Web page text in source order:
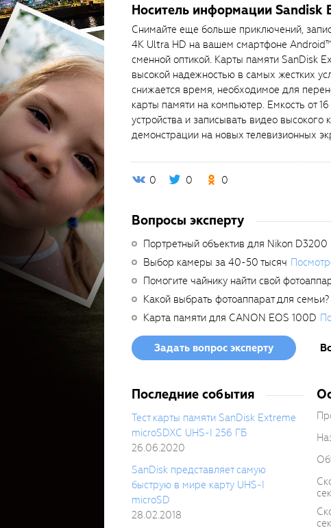
Носитель информации Sandisk
Снимайте еще больше приключений,
4K Ultra HD на вашем смартфоне
сменной оптикой. Карты памяти SanDisk
высокой надежностью в самых жестких
снижается время, необходимое для
карты памяти на компьютер. Емкость от
устройства и записывать видео
демонстрации на новых телевизионных
0 0 0
Вопросы эксперту
Портретный объектив для Nikon D3200
Выбор камеры за 40-50 тысяч
Помогите чайнику найти свой
Какой выбрать фотоаппарат для семьи?
Карта памяти для CANON EOS 100D
Задать вопрос эксперту
Последние события
Тест карты памяти SanDisk Extreme
microSDXC UHS-I 256 ГБ
26.06.2020
SanDisk представляет самую
быструю в мире карту UHS-I
microSD
28.02.2018
сек
сек